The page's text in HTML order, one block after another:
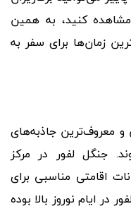
کنید، به همین
زمانها برای سفر به
و معروفترین جاذبههای
جنگل لفور در مرکز
اقامتی مناسبی برای
در ایام نوروز بالا بوده